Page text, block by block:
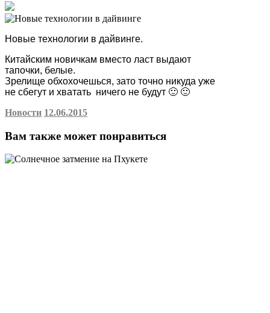
Новые технологии в дайвинге.
Китайским новичкам вместо ласт выдают
тапочки, белые.
Зрелище обхохочешься, зато точно никуда уже
не сбегут и хватать ничего не будут 🙂 🙂
Новости 12.06.2015
Вам также может понравиться